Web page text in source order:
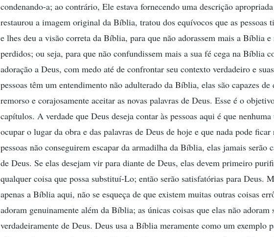
condenando-a; ao contrário, Ele estava fornecendo uma descrição
restaurou a imagem original da Bíblia, tratou dos equívocos que as pessoas
e lhes deu a visão correta da Bíblia, para que não adorassem mais a Bíblia e
perdidos; ou seja, para que não confundissem mais a sua fé cega na Bíblia
adoração a Deus, com medo até de confrontar seu contexto verdadeiro e
pessoas têm um entendimento não adulterado da Bíblia, elas são capazes
remorso e corajosamente aceitar as novas palavras de Deus. Esse é o
capítulos. A verdade que Deus deseja contar às pessoas aqui é que
ocupar o lugar da obra e das palavras de Deus de hoje e que nada pode
pessoas não conseguirem escapar da armadilha da Bíblia, elas jamais serão
de Deus. Se elas desejam vir para diante de Deus, elas devem primeiro
qualquer coisa que possa substituí-Lo; então serão satisfatórias para Deus.
apenas a Bíblia aqui, não se esqueça de que existem muitas outras coisas
adoram genuinamente além da Bíblia; as únicas coisas que elas não adoram
verdadeiramente de Deus. Deus usa a Bíblia meramente como um exemplo